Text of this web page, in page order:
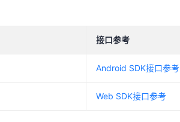
接口参考
Android SDK接口参考
Web SDK接口参考